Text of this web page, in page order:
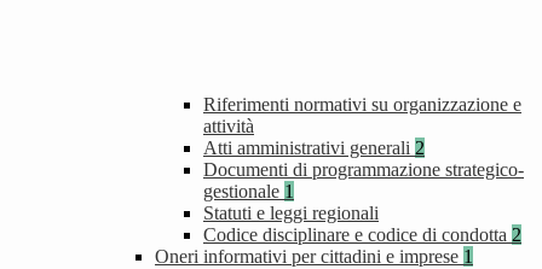
Riferimenti normativi su organizzazione e
attività
Atti amministrativi generali 2
Documenti di programmazione strategico-
gestionale 1
Statuti e leggi regionali
Codice disciplinare e codice di condotta 2
Oneri informativi per cittadini e imprese 1